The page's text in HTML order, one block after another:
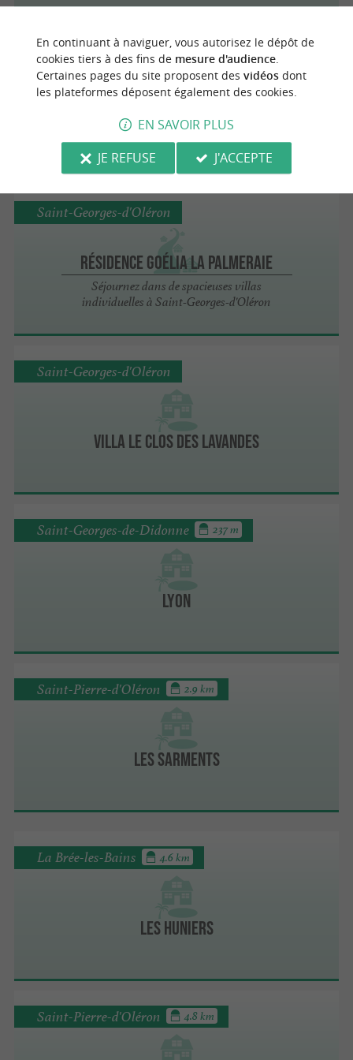
Le Clos Aziyade
Saint-Georges-d'Oléron
Résidence Goélia La Palmeraie
Séjournez dans de spacieuses villas
individuelles à Saint-Georges-d'Oléron
Saint-Georges-d'Oléron
Villa Le Clos des Lavandes
Saint-Georges-d'Oléron
Lyon
Saint-Georges-de-Didonne 237 m
Les Sarments
Saint-Pierre-d'Oléron 2.9 km
Les Huniers
La Brée-les-Bains 4.6 km
Saint-Pierre-d'Oléron 4.8 km
En continuant à naviguer, vous autorisez le dépôt de
cookies tiers à des fins de mesure d'audience.
Certaines pages du site proposent des vidéosdont
les plateformes déposent également des cookies.
EN SAVOIR PLUS
JE REFUSE
J'ACCEPTE